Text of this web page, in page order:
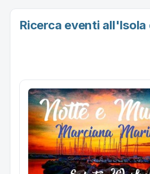
Ricerca eventi all'Isola